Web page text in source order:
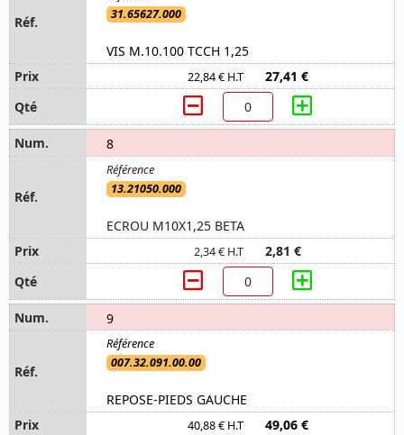
31.65627.000
VIS M.10.100 TCCH 1,25
22,84 € H.T 27,41 €
8
13.21050.000
ECROU M10X1,25 BETA
2,34 € H.T 2,81 €
9
007.32.091.00.00
REPOSE-PIEDS GAUCHE
40,88 € H.T 49,06 €